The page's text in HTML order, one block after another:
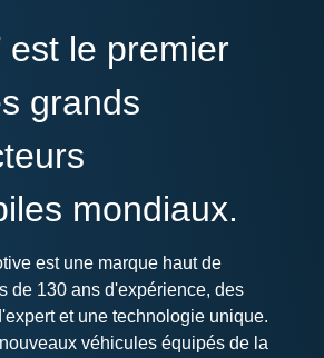
est le premier
grands
mondiaux.
est une marque haut de
de 130 ans d'expérience, des
et une technologie unique.
véhicules équipés de la